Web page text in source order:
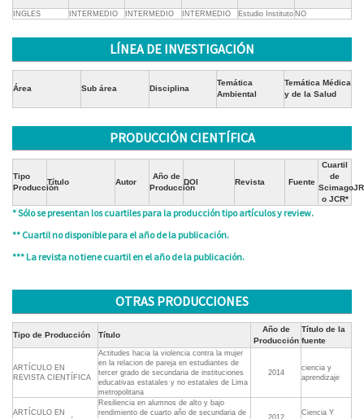
INGLES INTERMEDIO INTERMEDIO INTERMEDIO Estudio Instituto NO
LÍNEA DE INVESTIGACIÓN
Área Sub área Disciplina
Temática
Ambiental
Temática Médica
y de la Salud
PRODUCCIÓN CIENTÍFICA
Tipo
Producción
Título Autor
Año de
Producción
DOI Revista Fuente
Cuartil
de
ScimagoJR
o JCR*
* Sólo se presentan los cuartiles para la producción tipo artículos y review.
** Cuartil no disponible para el año de la publicación.
*** La revista no tiene cuartil en el año de la publicación.
OTRAS PRODUCCIONES
Tipo de Producción Título
Año de
Producción
Título de la
fuente
ARTÍCULO EN
REVISTA CIENTÍFICA
Actitudes hacia la violencia contra la mujer
en la relacion de pareja en estudiantes de
tercer grado de secundaria de instituciones
educativas estatales y no estatales de Lima
metropolitana
2014
ciencia y
aprendizaje
ARTÍCULO EN
Resiliencia en alumnos de alto y bajo
rendimiento de cuarto año de secundaria de
2012
Ciencia Y